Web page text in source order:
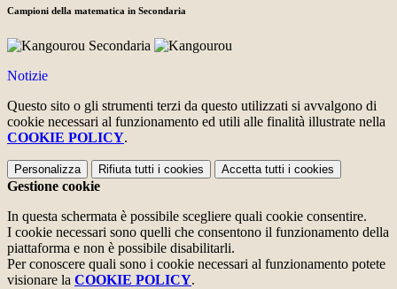
Campioni della matematica in Secondaria
Notizie
Questo sito o gli strumenti terzi da questo utilizzati si avvalgono di
cookie necessari al funzionamento ed utili alle finalità illustrate nella
COOKIE POLICY.
Personalizza Rifiuta tutti i cookies Accetta tutti i cookies
Gestione cookie
In questa schermata è possibile scegliere quali cookie consentire.
I cookie necessari sono quelli che consentono il funzionamento della
piattaforma e non è possibile disabilitarli.
Per conoscere quali sono i cookie necessari al funzionamento potete
visionare la COOKIE POLICY.